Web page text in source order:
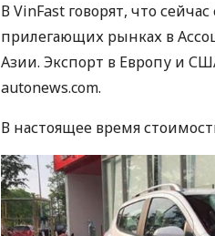
В VinFast говорят, что
прилегающих рынках в
Азии. Экспорт в Европу и
autonews.com.
В настоящее время